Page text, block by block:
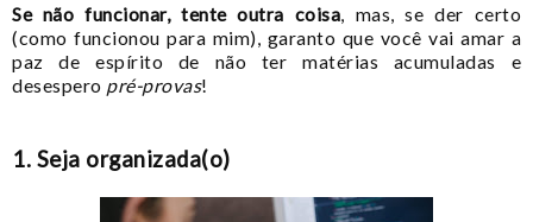
Se não funcionar, tente outra coisa , mas, se der certo
(como funcionou para mim), garanto que você vai amar a
paz de espírito de não ter matérias acumuladas e
desespero pré-provas!
1. Seja organizada(o)